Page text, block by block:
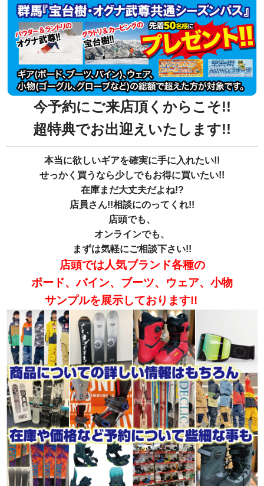
今予約にご来店頂く からこそ!!
超特典でお出迎えいたします!!
本当に欲しいギアを確実に手に入れたい!!
せっかく買うなら少しでもお得に買いたい!!
在庫まだ大丈夫だよね!?
店員さん!!相談にのってくれ!!
店頭でも、
オンラインでも、
まずは気軽にご相談下さい!!
店頭では人気ブランド各種の
ボード、バイン、ブーツ、ウェア、小物
サンプルを展示しております!!